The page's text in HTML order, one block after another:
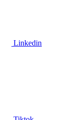
Linkedin